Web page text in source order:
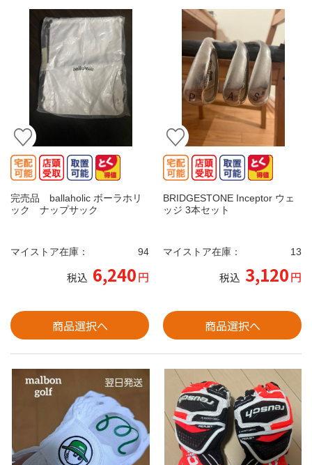
完売品 ballaholic ボーラホリ
ック ナップサック
マイストア在庫： 94
税込 6,240円
商品選択へ
BRIDGESTONE Inceptor ウェ
ッジ 3本セット
マイストア在庫： 13
税込 3,120円
商品選択へ